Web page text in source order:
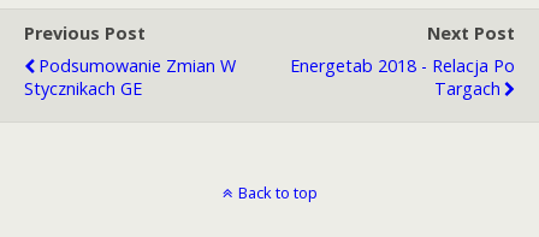
Previous Post
Podsumowanie Zmian W
Stycznikach GE
Next Post
Energetab 2018 - Relacja Po
Targach
Back to top